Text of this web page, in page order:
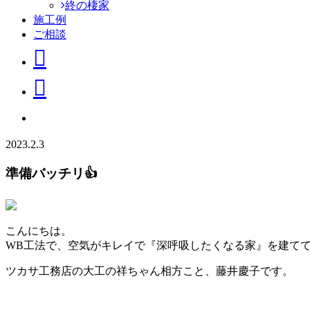
終の棲家
施工例
ご相談
2023.2.3
準備バッチリ👍
こんにちは。
WB工法で、空気がキレイで『深呼吸したくなる家』を建て
ツカサ工務店の大工の祥ちゃん相方こと、藤井慶子です。